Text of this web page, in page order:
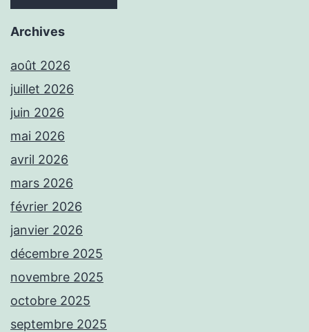
Archives
août 2026
juillet 2026
juin 2026
mai 2026
avril 2026
mars 2026
février 2026
janvier 2026
décembre 2025
novembre 2025
octobre 2025
septembre 2025